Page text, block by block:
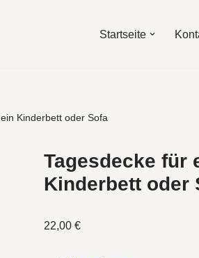
Startseite
Kinderbett oder Sofa
Tagesdecke für
Kinderbett oder
22,00€